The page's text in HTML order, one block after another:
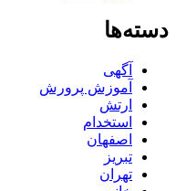
دسته‌ها
آگهی
آموزش پرورش
ارتش
استخدام
اصفهان
تبریز
تهران